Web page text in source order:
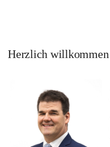
Herzlich willkommen